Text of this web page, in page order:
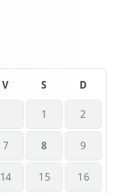
V S D
1 2
7 8 9
14 15 16